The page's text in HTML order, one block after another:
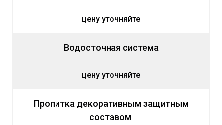
цену уточняйте
Водосточная система
цену уточняйте
Пропитка декоративным защитным
составом